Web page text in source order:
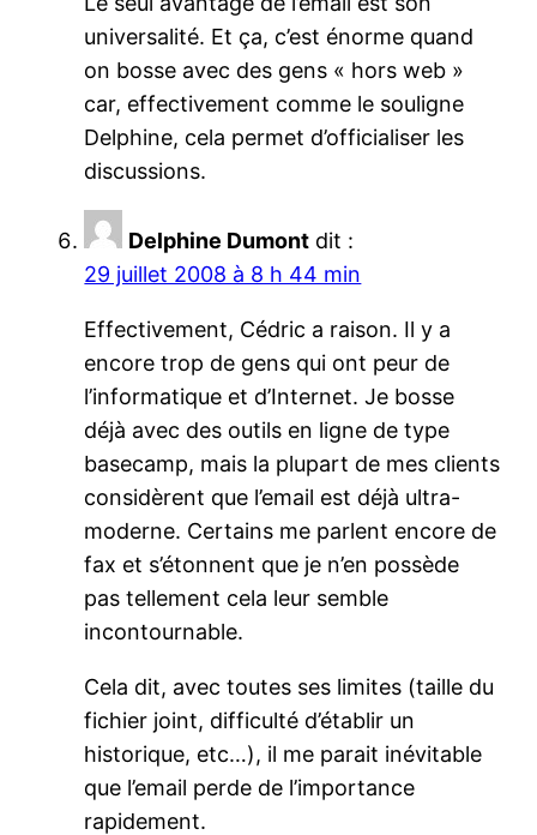
universalité. Et ça, c’est énorme quand
on bosse avec des gens « hors web »
car, effectivement comme le souligne
Delphine, cela permet d’officialiser les
discussions.
Delphine Dumont dit :
29 juillet 2008 à 8 h 44 min
Effectivement, Cédric a raison. Il y a
encore trop de gens qui ont peur de
l’informatique et d’Internet. Je bosse
déjà avec des outils en ligne de type
basecamp, mais la plupart de mes clients
considèrent que l’email est déjà ultra-
moderne. Certains me parlent encore de
fax et s’étonnent que je n’en possède
pas tellement cela leur semble
incontournable.
Cela dit, avec toutes ses limites (taille du
fichier joint, difficulté d’établir un
historique, etc…), il me parait inévitable
que l’email perde de l’importance
rapidement.